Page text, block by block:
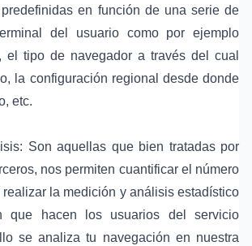
en función de una serie de
del usuario como por ejemplo
el tipo de navegador a través del cual
la configuración regional desde donde
etc.
Son aquellas que bien tratadas por
nos permiten cuantificar el número
la medición y análisis estadístico
que hacen los usuarios del servicio
se analiza tu navegación en nuestra